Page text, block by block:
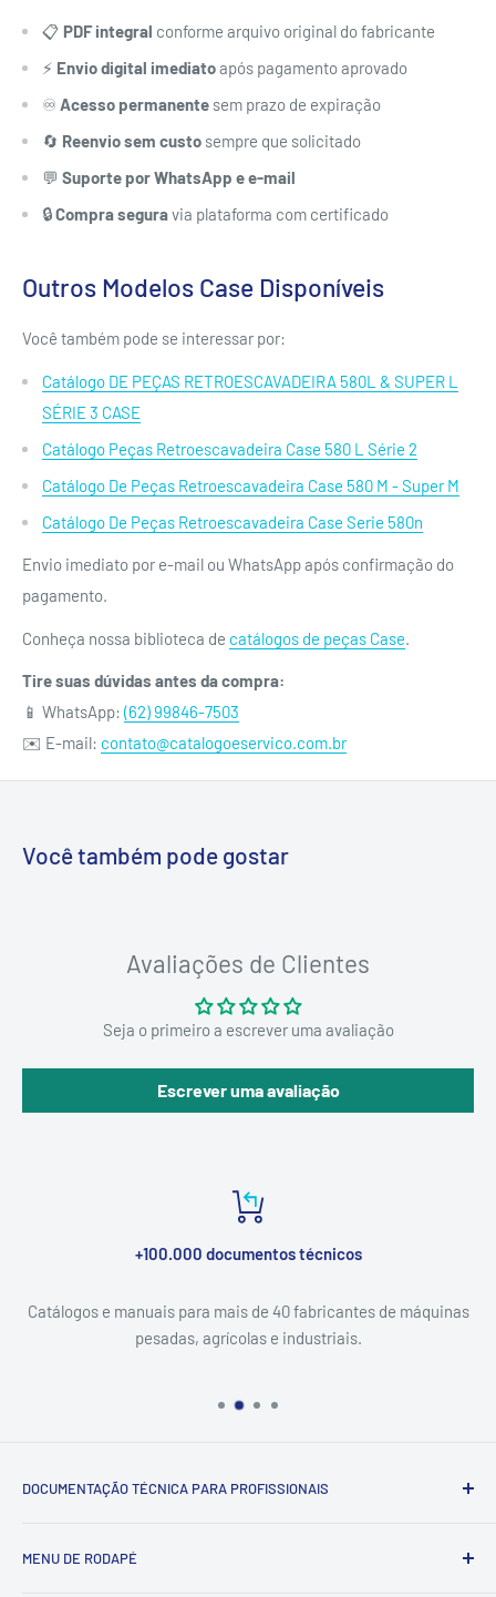
📋 PDF integral conforme arquivo original do fabricante
⚡ Envio digital imediatoapós pagamento aprovado
♾️Acesso permanente sem prazo de expiração
🔄 Reenvio sem custo sempre que solicitado
💬 Suporte por WhatsApp e e-mail
🔒Compra seguravia plataforma com certificado
Outros Modelos Case Disponíveis
Você também pode se interessar por:
Catálogo DE PEÇAS RETROESCAVADEIRA 580L & SUPER L
SÉRIE 3 CASE
Catálogo Peças Retroescavadeira Case 580 L Série 2
Catálogo De Peças Retroescavadeira Case 580 M - Super M
Catálogo De Peças Retroescavadeira Case Serie 580n
Envio imediato por e-mail ou WhatsApp após confirmação do
pagamento.
Conheça nossa biblioteca de catálogos de peças Case.
Tire suas dúvidas antes da compra:
📱 WhatsApp: (62) 99846-7503
✉️ E-mail: contato@catalogoeservico.com.br
Você também pode gostar
Avaliações de Clientes
Seja o primeiro a escrever uma avaliação
Escrever uma avaliação
+100.000 documentos técnicos
Catálogos e manuais para mais de 40 fabricantes de máquinas
pesadas, agrícolas e industriais.
DOCUMENTAÇÃO TÉCNICA PARA PROFISSIONAIS
peças, manuais de serviço e esquemas elétricos) para
MENU DE RODAPÉ